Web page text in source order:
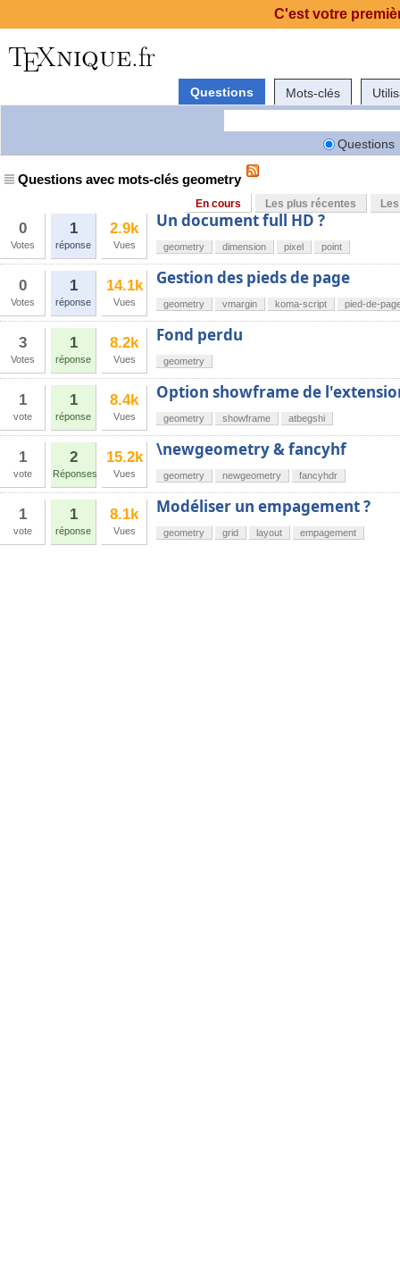
Questions Mots-clés
Questions
Questions avec mots-clés geometry
En cours Les plus récentes
0
Votes
1
réponse
2.9k
Vues
Un document full HD ?
geometry dimension pixel point
0
Votes
1
réponse
14.1k
Vues
Gestion des pieds de page
geometry vmargin koma-script pied-de-
3
Votes
1
réponse
8.2k
Vues
Fond perdu
geometry
1
vote
1
réponse
8.4k
Vues
Option showframe de
geometry showframe atbegshi
1
vote
2
Réponses
15.2k
Vues
\newgeometry & fancyhf
geometry newgeometry fancyhdr
1
vote
1
réponse
8.1k
Vues
Modéliser un empagement ?
geometry grid layout empagement
C'est votre